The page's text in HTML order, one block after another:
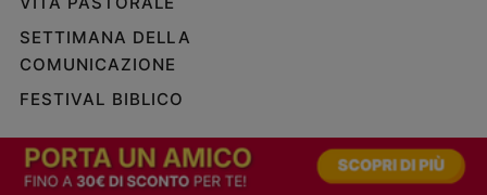
SETTIMANA DELLA
COMUNICAZIONE
FESTIVAL BIBLICO